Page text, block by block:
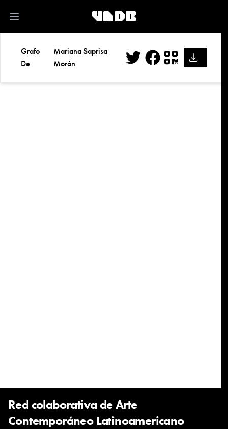
Open main menu
Grafo
De
Mariana Saprisa
Morán
Facebook
QR
Red colaborativa de Arte
Contemporáneo Latinoamericano